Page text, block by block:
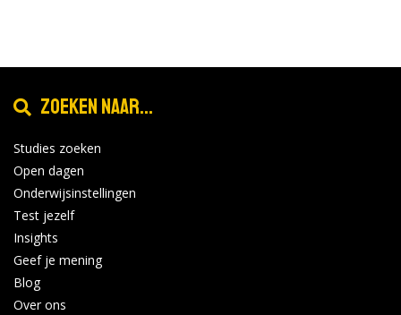
Niveau
Vakexpert voeding, technologie en techniek
Aeres MBO, Leeuwarden
Bekijk de details
Zoeken naar...
Studies zoeken
Open dagen
Onderwijsinstellingen
Test jezelf
Insights
Geef je mening
Blog
Over ons